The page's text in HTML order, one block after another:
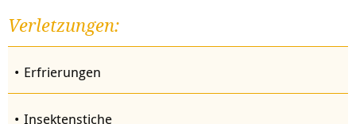
Verletzungen:
Erfrierungen
Insektenstiche